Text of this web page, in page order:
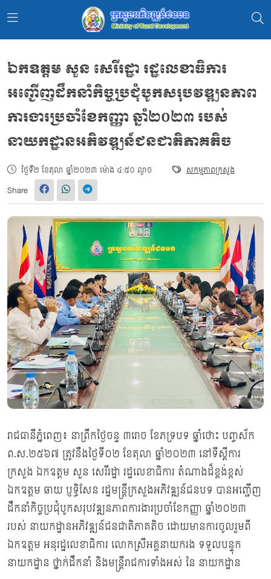
ឯកឧត្តម សួន សេរីរដ្ឋា រដ្ឋលេខាធិការ
អញ្ជើញដឹកនាំកិច្ចប្រជុំបូកសរុបវឌ្ឍនភាព
ការងារប្រចាំខែកញ្ញា ឆ្នាំ២០២៣ របស់
នាយកដ្ឋានអភិវឌ្ឍន៍ជនជាតិភាគតិច
ថ្ងៃទី២ ខែតុលា ឆ្នាំ២០២៣ ម៉ោង ៤:៥០ ល្ងាច សកម្មភាពក្រសួង
Share
រាជធានីភ្នំពេញ៖ នាព្រឹកថ្ងៃចន្ទ ៣រោច ខែភទ្របទ ឆ្នាំថោះ បញ្ចស័ក
ព.ស.២៥៦៧ ត្រូវនឹងថ្ងៃទី០២ ខែតុលា ឆ្នាំ២០២៣ នៅទីស្តីការ
ក្រសួង ឯកឧត្តម សួន សេរីរដ្ឋា រដ្ឋលេខាធិការ តំណាងដ៏ខ្ពង់ខ្ពស់
ឯកឧត្ដម ឆាយ ប្ញទ្ធិសែន រដ្ឋមន្រ្ដីក្រសួងអភិវឌ្ឍន៍ជនបទ បានអញ្ជើញ
ដឹកនាំកិច្ចប្រជុំបូកសរុបវឌ្ឍនភាពការងារប្រចាំខែកញ្ញា ឆ្នាំ២០២៣
របស់ នាយកដ្ឋានអភិវឌ្ឍន៍ជនជាតិភាគតិច ដោយមានការចូលរួមពី
ឯកឧត្តម អនុរដ្ឋលេខាធិការ លោកស្រីអគ្គនាយករង ទទួលបន្ទុក
នាយកដ្ឋាន ថ្នាក់ដឹកនាំ និងមន្ដ្រីរាជការទាំងអស់ នៃ នាយកដ្ឋាន